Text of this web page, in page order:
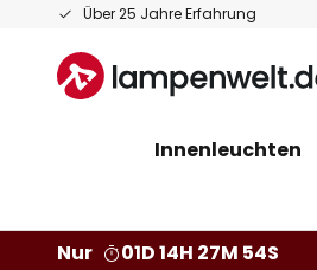
Über 25 Jahre Erfahrung
Zum
springen
Innenleuchten
Nur
01D 14H 27M 53S